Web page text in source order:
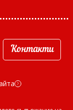
Контакти
d